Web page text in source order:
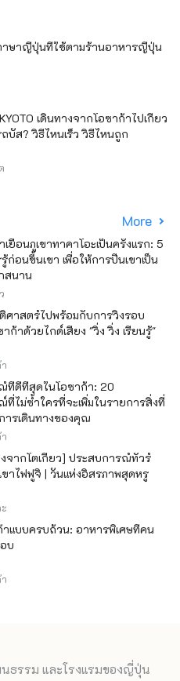
าษาญี่ปุ่นที่ใช้ตามร้านอาหารญี่ปุ่น
เดินทางจากโอซาก้าไปเกียว
บัส? วิธีไหนเร็ว วิธีไหนถูก
More
ยือนภูเขาทาคาโอะเป็นครั้งแรก: 5
อนขึ้นเขา เพื่อให้การปีนเขาเป็น
สนาน
ศาสตร์ไปพร้อมกับการวิ่งรอบ
ก้าด้วยไกด์เสียง "วิ่ง วิ่ง เรียนรู้"
ที่ดีที่สุดในโอซาก้า: 20
ไม่ซ้ำใครที่จะเพิ่มในรายการสิ่งที่
ารเดินทางของคุณ
จากโตเกียว] ประสบการณ์ทัวร์
าไฟฟูจิ | วันแห่งอิสรภาพสุดหรู
าแบบครบถ้วน: อาหารพิเศษที่คน
บ
นธรรม และโรงแรมของญี่ปุ่น